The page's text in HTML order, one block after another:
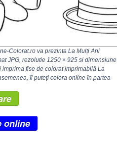
Colorat.ro va prezinta La Mulți Ani
JPG, rezolutie 1250 × 925 si dimensiune
fise de colorat imprimabilă La
îl puteți colora online în partea
online